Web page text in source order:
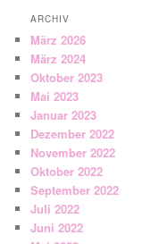
ARCHIV
März 2026
März 2024
Oktober 2023
Mai 2023
Januar 2023
Dezember 2022
November 2022
Oktober 2022
September 2022
Juli 2022
Juni 2022